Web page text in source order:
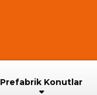
Prefabrik Konutlar